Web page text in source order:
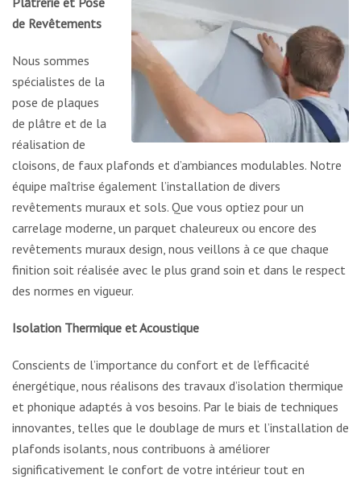
de Revêtements
Nous sommes
spécialistes de la
pose de plaques
de plâtre et de la
réalisation de
cloisons, de faux plafonds et d’ambiances modulables. Notre
équipe maîtrise également l’installation de divers
revêtements muraux et sols. Que vous optiez pour un
carrelage moderne, un parquet chaleureux ou encore des
revêtements muraux design, nous veillons à ce que chaque
finition soit réalisée avec le plus grand soin et dans le respect
des normes en vigueur.
Isolation Thermique et Acoustique
Conscients de l’importance du confort et de l’efficacité
énergétique, nous réalisons des travaux d’isolation thermique
et phonique adaptés à vos besoins. Par le biais de techniques
innovantes, telles que le doublage de murs et l’installation de
plafonds isolants, nous contribuons à améliorer
significativement le confort de votre intérieur tout en